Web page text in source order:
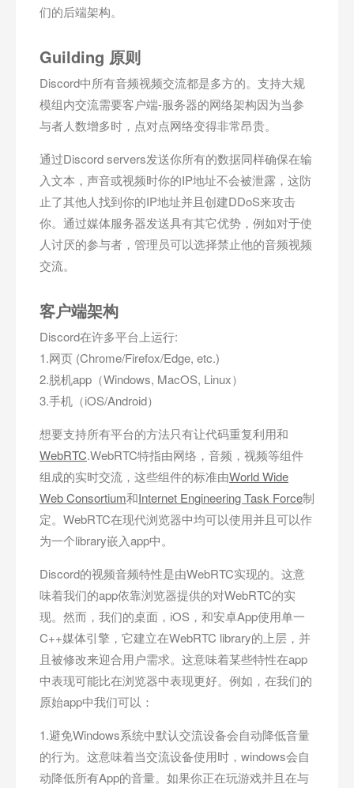
们的后端架构。
Guilding 原则
Discord中所有音频视频交流都是多方的。支持大规
模组内交流需要客户端-服务器的网络架构因为当参
与者人数增多时，点对点网络变得非常昂贵。
通过Discord servers发送你所有的数据同样确保在输
入文本，声音或视频时你的IP地址不会被泄露，这防
止了其他人找到你的IP地址并且创建DDoS来攻击
你。通过媒体服务器发送具有其它优势，例如对于使
人讨厌的参与者，管理员可以选择禁止他的音频视频
交流。
客户端架构
Discord在许多平台上运行:
1.网页 (Chrome/Firefox/Edge, etc.)
2.脱机app（Windows, MacOS, Linux）
3.手机（iOS/Android）
想要支持所有平台的方法只有让代码重复利用和
WebRTC.WebRTC特指由网络，音频，视频等组件
组成的实时交流，这些组件的标准由World Wide
Web Consortium和Internet Engineering Task Force制
定。WebRTC在现代浏览器中均可以使用并且可以作
为一个library嵌入app中。
Discord的视频音频特性是由WebRTC实现的。这意
味着我们的app依靠浏览器提供的对WebRTC的实
现。然而，我们的桌面，iOS，和安卓App使用单一
C++媒体引擎，它建立在WebRTC library的上层，并
且被修改来迎合用户需求。这意味着某些特性在app
中表现可能比在浏览器中表现更好。例如，在我们的
原始app中我们可以：
1.避免Windows系统中默认交流设备会自动降低音量
的行为。这意味着当交流设备使用时，windows会自
动降低所有App的音量。如果你正在玩游戏并且在与